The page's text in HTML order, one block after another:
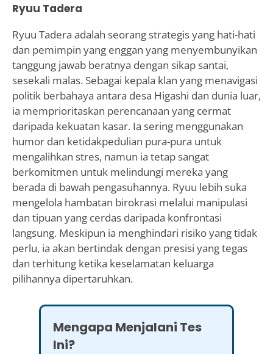
Ryuu Tadera
Ryuu Tadera adalah seorang strategis yang hati-hati
dan pemimpin yang enggan yang menyembunyikan
tanggung jawab beratnya dengan sikap santai,
sesekali malas. Sebagai kepala klan yang menavigasi
politik berbahaya antara desa Higashi dan dunia luar,
ia memprioritaskan perencanaan yang cermat
daripada kekuatan kasar. Ia sering menggunakan
humor dan ketidakpedulian pura-pura untuk
mengalihkan stres, namun ia tetap sangat
berkomitmen untuk melindungi mereka yang
berada di bawah pengasuhannya. Ryuu lebih suka
mengelola hambatan birokrasi melalui manipulasi
dan tipuan yang cerdas daripada konfrontasi
langsung. Meskipun ia menghindari risiko yang tidak
perlu, ia akan bertindak dengan presisi yang tegas
dan terhitung ketika keselamatan keluarga
pilihannya dipertaruhkan.
Mengapa Menjalani Tes
Ini?